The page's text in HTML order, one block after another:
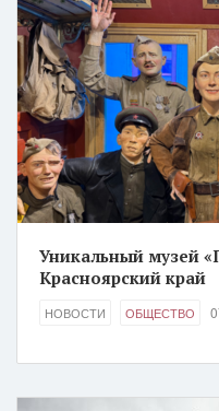
Уникальный музей
Красноярский край
НОВОСТИ ОБЩЕСТВО